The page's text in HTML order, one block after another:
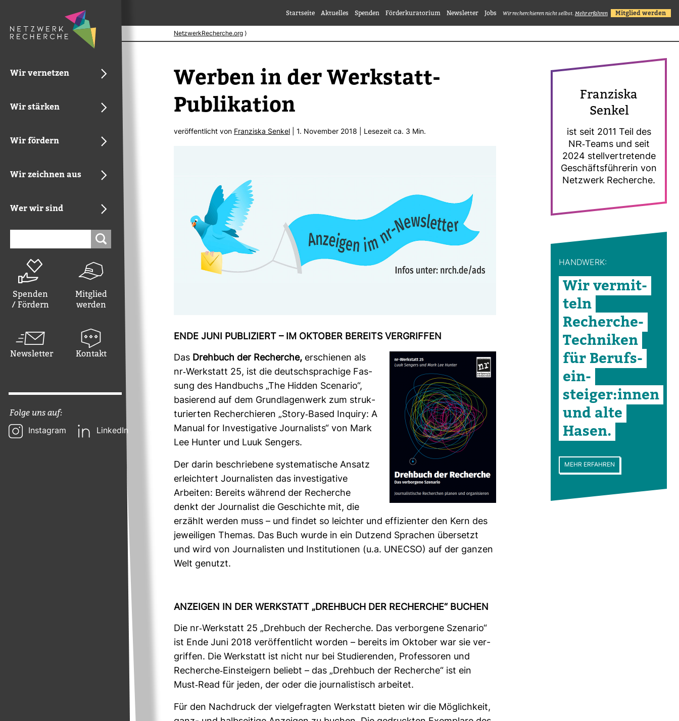
Wir vernetzen
Wir stärken
Wir fördern
Wir zeichnen aus
Wer wir sind
Spenden
/ Fördern
Mitglied
werden
Newsletter Kontakt
Folge uns auf:
Instagram LinkedIn
Startseite Aktuelles Spenden Förderkuratorium Newsletter Jobs Wir recherchieren nicht selbst. Mehr erfahren Mitglied werden
NetzwerkRecherche.org ⟩
Werben in der Werk­statt-​
Publi­ka­tion
ver­öf­fent­licht von Fran­ziska Senkel | 1. November 2018 | Lese­zeit ca. 3 Min.
ENDE JUNI PUBLI­ZIERT – IM OKTOBER BEREITS VER­GRIFFEN
Das Dreh­buch der Recherche, erschienen als
nr-​Werk­statt 25, ist die deutsch­spra­chige Fas­
sung des Hand­buchs „The Hidden Sce­nario“,
basie­rend auf dem Grund­la­gen­werk zum struk­
tu­rierten Recher­chieren „Story-​Based Inquiry: A
Manual for Inves­ti­ga­tive Jour­na­lists“ von Mark
Lee Hunter und Luuk Sen­gers.
Der darin beschrie­bene sys­te­ma­ti­sche Ansatz
erleich­tert Jour­na­listen das inves­ti­ga­tive
Arbeiten: Bereits wäh­rend der Recherche
denkt der Jour­na­list die Geschichte mit, die
erzählt werden muss – und findet so leichter und effi­zi­enter den Kern des
jewei­ligen Themas. Das Buch wurde in ein Dut­zend Spra­chen über­setzt
und wird von Jour­na­listen und Insti­tu­tionen (u.a. UNECSO) auf der ganzen
Welt genutzt.
ANZEIGEN IN DER WERK­STATT „DREH­BUCH DER RECHERCHE“ BUCHEN
Die nr-​Werk­statt 25 „Dreh­buch der Recherche. Das ver­bor­gene Sze­nario“
ist Ende Juni 2018 ver­öf­fent­licht worden – bereits im Oktober war sie ver­
griffen. Die Werk­statt ist nicht nur bei Stu­die­renden, Pro­fes­soren und
Recherche-​Ein­stei­gern beliebt – das „Dreh­buch der Recherche“ ist ein
Must-​Read für jeden, der oder die jour­na­lis­tisch arbeitet.
Für den Nach­druck der viel­ge­fragten Werk­statt bieten wir die Mög­lich­keit,
Fran­ziska
Senkel
ist seit 2011 Teil des
NR-​Teams und seit
2024 stell­ver­tre­tende
Geschäfts­füh­rerin von
Netz­werk Recherche.
HAND­WERK:
Wir ver­mit­
teln
Recherche-​
Tech­niken
für Berufs­
ein­
steiger:innen
und alte
Hasen.
MEHR ERFAHREN